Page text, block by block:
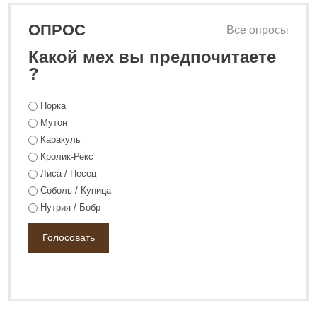
0 ₽ 48 800 ₽
ОПРОС
Какой мех вы предпочитаете
?
Все опросы
Норка
Мутон
Каракуль
Кролик-Рекс
Лиса / Песец
Соболь / Куница
Нутрия / Бобр